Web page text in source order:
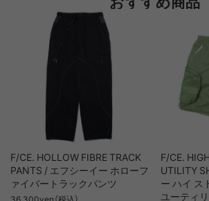
F/CE. HOLLOW FIBRE TRACK
PANTS / エフシーイー ホローフ
ァイバートラックパンツ
F/CE.
UTILITY
ー ハイ ス
ユーティ